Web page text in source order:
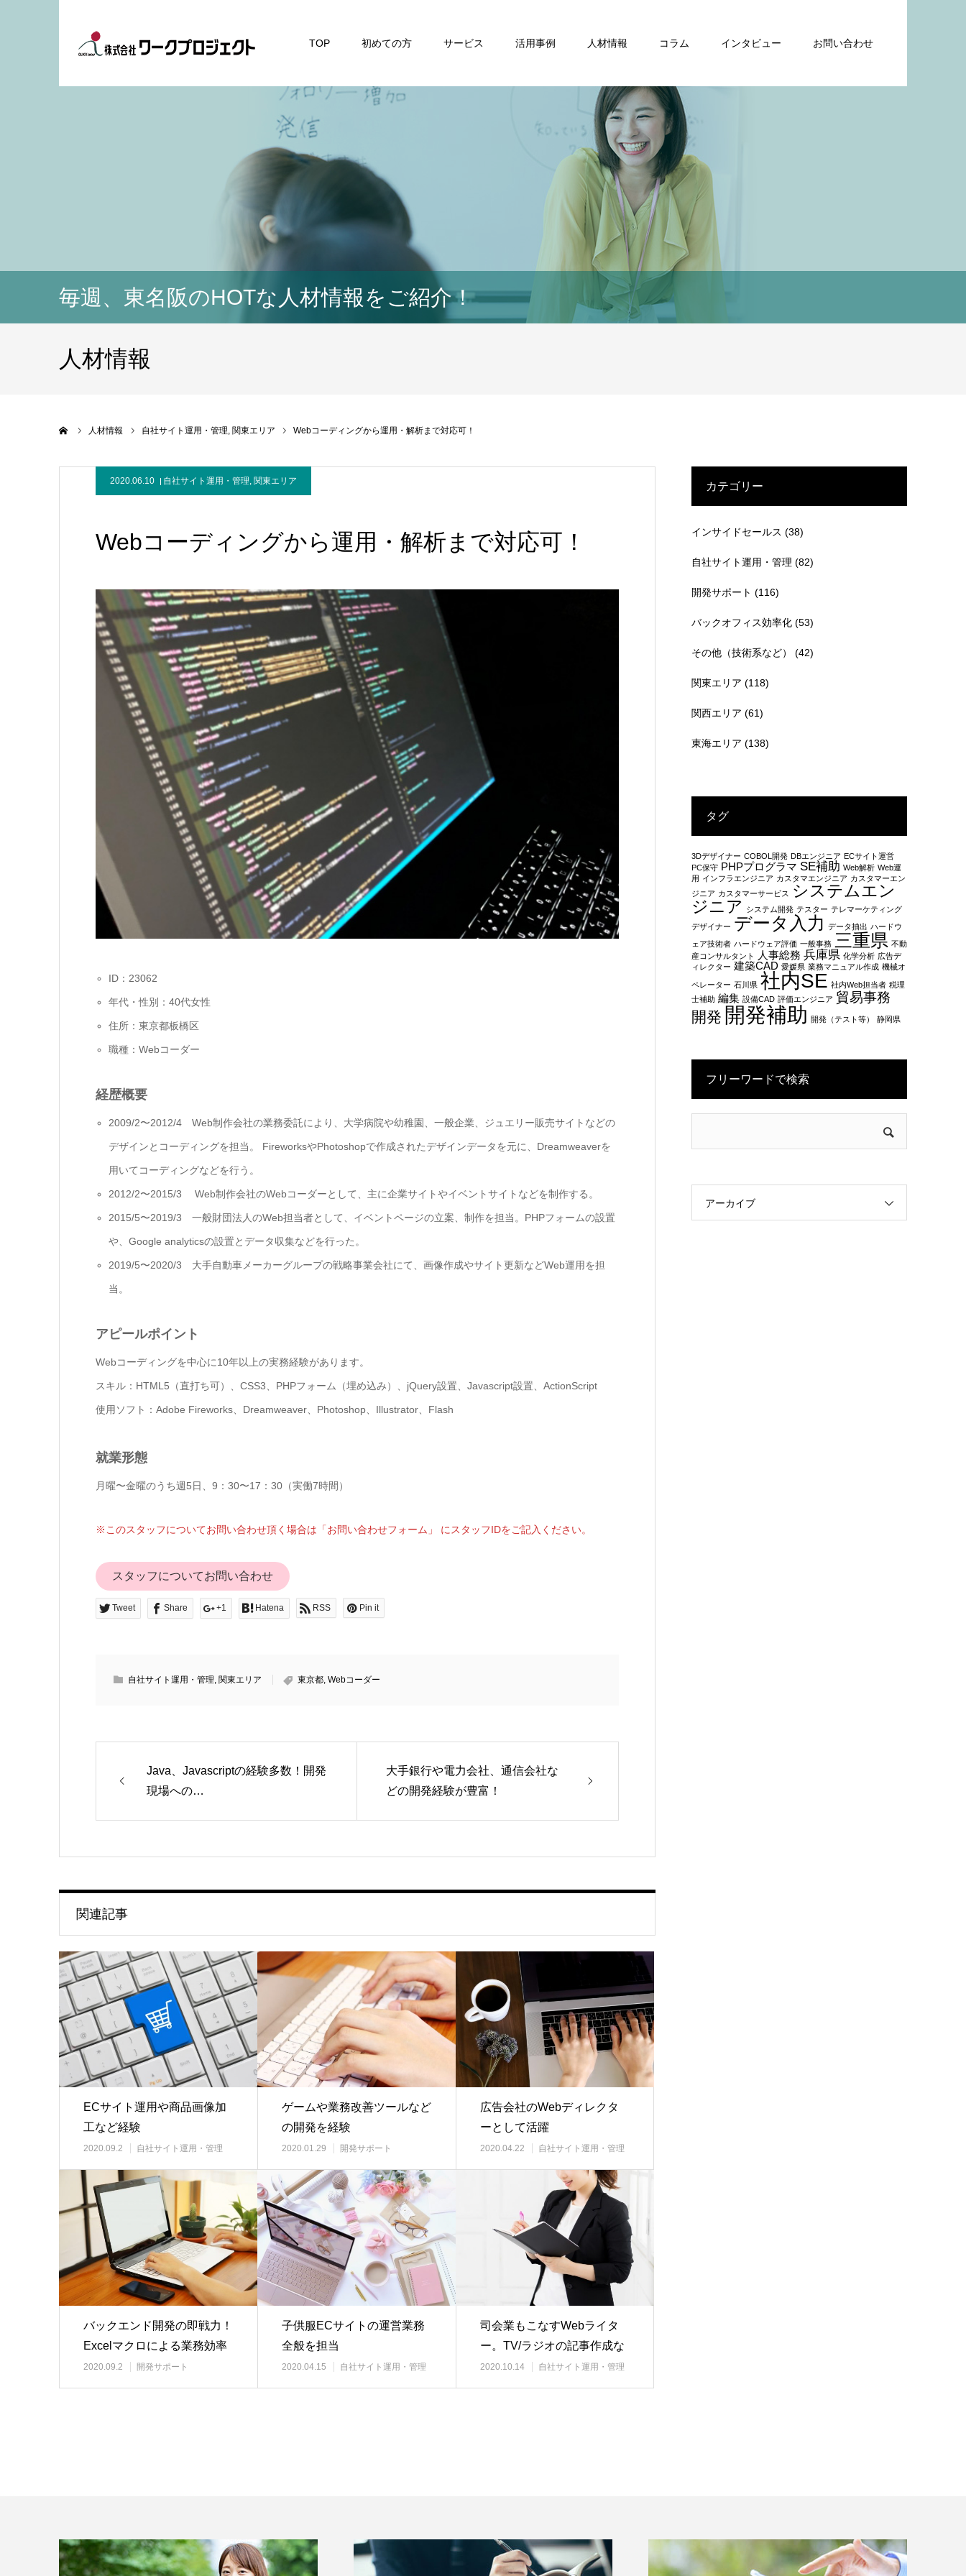
TOP 初めての方 サービス 活用事例 人材情報 コラム インタビュー お問い合わせ
毎週、東名阪のHOTな人材情報をご紹介！
人材情報
人材情報 自社サイト運用・管理 関東エリア Webコーディングから運用・解析まで対応可！
2020.06.10 自社サイト運用・管理, 関東エリア
Webコーディングから運用・解析まで対応可！
ID：23062
年代・性別：40代女性
住所：東京都板橋区
職種：Webコーダー
経歴概要
2009/2〜2012/4 Web制作会社の業務委託により、大学病院や幼稚園、一般企業、ジュエリー販売サイトなどの
デザインとコーディングを担当。 FireworksやPhotoshopで作成されたデザインデータを元に、Dreamweaverを
用いてコーディングなどを行う。
2012/2〜2015/3 Web制作会社のWebコーダーとして、主に企業サイトやイベントサイトなどを制作する。
2015/5〜2019/3 一般財団法⼈のWeb担当者として、イベントページの⽴案、制作を担当。PHPフォームの設置
や、Google analyticsの設置とデータ収集などを行った。
2019/5〜2020/3 大⼿⾃動⾞メーカーグループの戦略事業会社にて、画像作成やサイト更新などWeb運用を担
当。
アピールポイント
Webコーディングを中心に10年以上の実務経験があります。
スキル：HTML5（直打ち可）、CSS3、PHPフォーム（埋め込み）、jQuery設置、Javascript設置、ActionScript
使用ソフト：Adobe Fireworks、Dreamweaver、Photoshop、Illustrator、Flash
就業形態
月曜〜金曜のうち週5日、9：30〜17：30（実働7時間）
※このスタッフについてお問い合わせ頂く場合は「お問い合わせフォーム」 にスタッフIDをご記入ください。
スタッフについてお問い合わせ
Tweet Share +1 Hatena RSS Pin it
自社サイト運用・管理 関東エリア 東京都 Webコーダー
Java、Javascriptの経験多数！開発
現場への…
大手銀行や電力会社、通信会社な
どの開発経験が豊富！
関連記事
ECサイト運用や商品画像加
工など経験
2020.09.2 自社サイト運用・管理
ゲームや業務改善ツールなど
の開発を経験
2020.01.29 開発サポート
広告会社のWebディレクタ
ーとして活躍
2020.04.22 自社サイト運用・管理
バックエンド開発の即戦力！
Excelマクロによる業務効率
化にも貢献
2020.09.2 開発サポート
子供服ECサイトの運営業務
全般を担当
2020.04.15 自社サイト運用・管理
司会業もこなすWebライタ
ー。TV/ラジオの記事作成な
ど
2020.10.14 自社サイト運用・管理
カテゴリー
インサイドセールス (38)
自社サイト運用・管理 (82)
開発サポート (116)
バックオフィス効率化 (53)
その他（技術系など） (42)
関東エリア (118)
関西エリア (61)
東海エリア (138)
タグ
3Dデザイナー COBOL開発 DBエンジニア ECサイト運営
PC保守 PHPプログラマ SE補助 Web解析 Web運
用 インフラエンジニア カスタマエンジニア カスタマーエン
ジニア カスタマーサービス
システムエン
ジニア システム開発 テスター テレマーケティング
デザイナー データ入力 データ抽出 ハードウ
ェア技術者 ハードウェア評価 一般事務 三重県 不動
産コンサルタント
人事総務 兵庫県 化学分析 広告デ
ィレクター 建築CAD 愛媛県 業務マニュアル作成 機械オ
ペレーター 石川県 社内SE 社内Web担当者 税理
士補助 編集 設備CAD 評価エンジニア 貿易事務
開発 開発補助 開発（テスト等） 静岡県
フリーワードで検索
アーカイブ